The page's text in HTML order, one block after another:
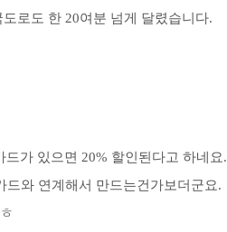
로도 한 20여분 넘게 달렸습니다.
가 있으면 20% 할인된다고 하네요.
와 연계해서 만드는건가보더군요.